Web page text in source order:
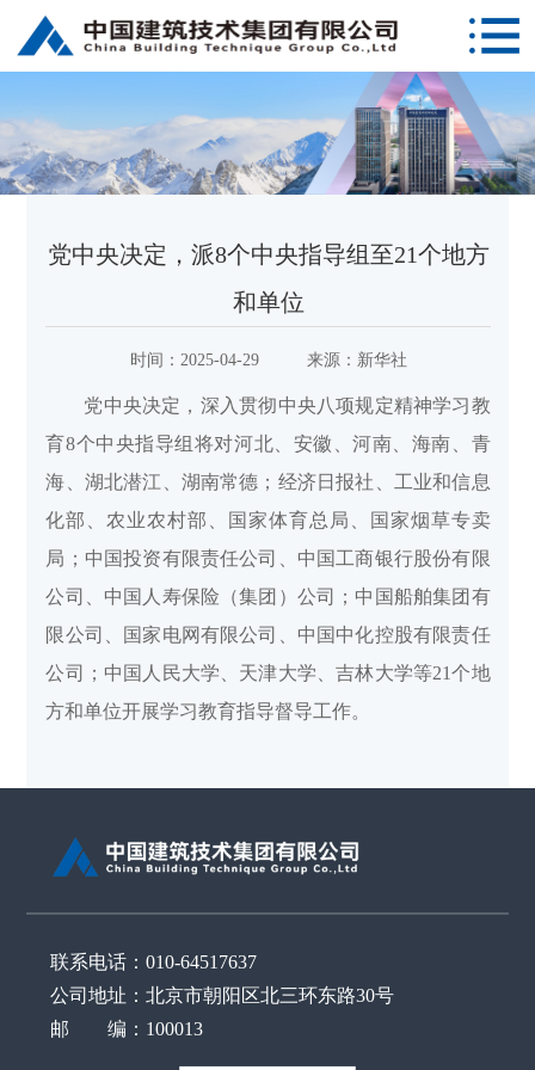
党中央决定，派8个中央指导组至21个地方
和单位
时间： 2025-04-29 来源： 新华社
党中央决定，深入贯彻中央八项规定精神学习教
育8个中央指导组将对河北、安徽、河南、海南、青
海、湖北潜江、湖南常德；经济日报社、工业和信息
化部、农业农村部、国家体育总局、国家烟草专卖
局；中国投资有限责任公司、中国工商银行股份有限
公司、中国人寿保险（集团）公司；中国船舶集团有
限公司、国家电网有限公司、中国中化控股有限责任
公司；中国人民大学、天津大学、吉林大学等21个地
方和单位开展学习教育指导督导工作。
联系电话：010-64517637
公司地址：北京市朝阳区北三环东路30号
邮 编：100013